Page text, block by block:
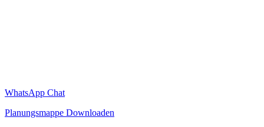
WhatsApp Chat
Planungsmappe Downloaden